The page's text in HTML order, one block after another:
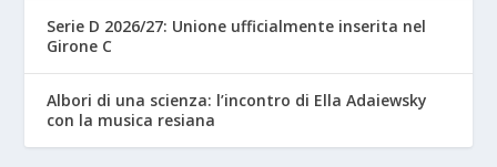
Serie D 2026/27: Unione ufficialmente inserita nel
Girone C
Albori di una scienza: l’incontro di Ella Adaiewsky
con la musica resiana